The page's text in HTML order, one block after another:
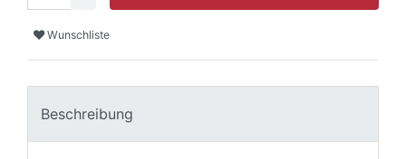
Wunschliste
Beschreibung